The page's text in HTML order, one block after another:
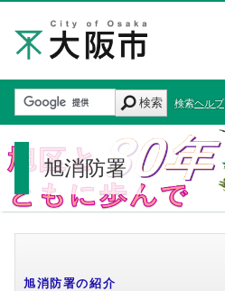
検索 検索ヘルプ
旭消防署
旭消防署の紹介